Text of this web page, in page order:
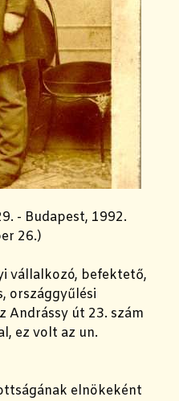
- Budapest, 1992.
26.)
vállalkozó, befektető,
országgyűlési
Andrássy út 23. szám
ez volt az un.
elnökeként